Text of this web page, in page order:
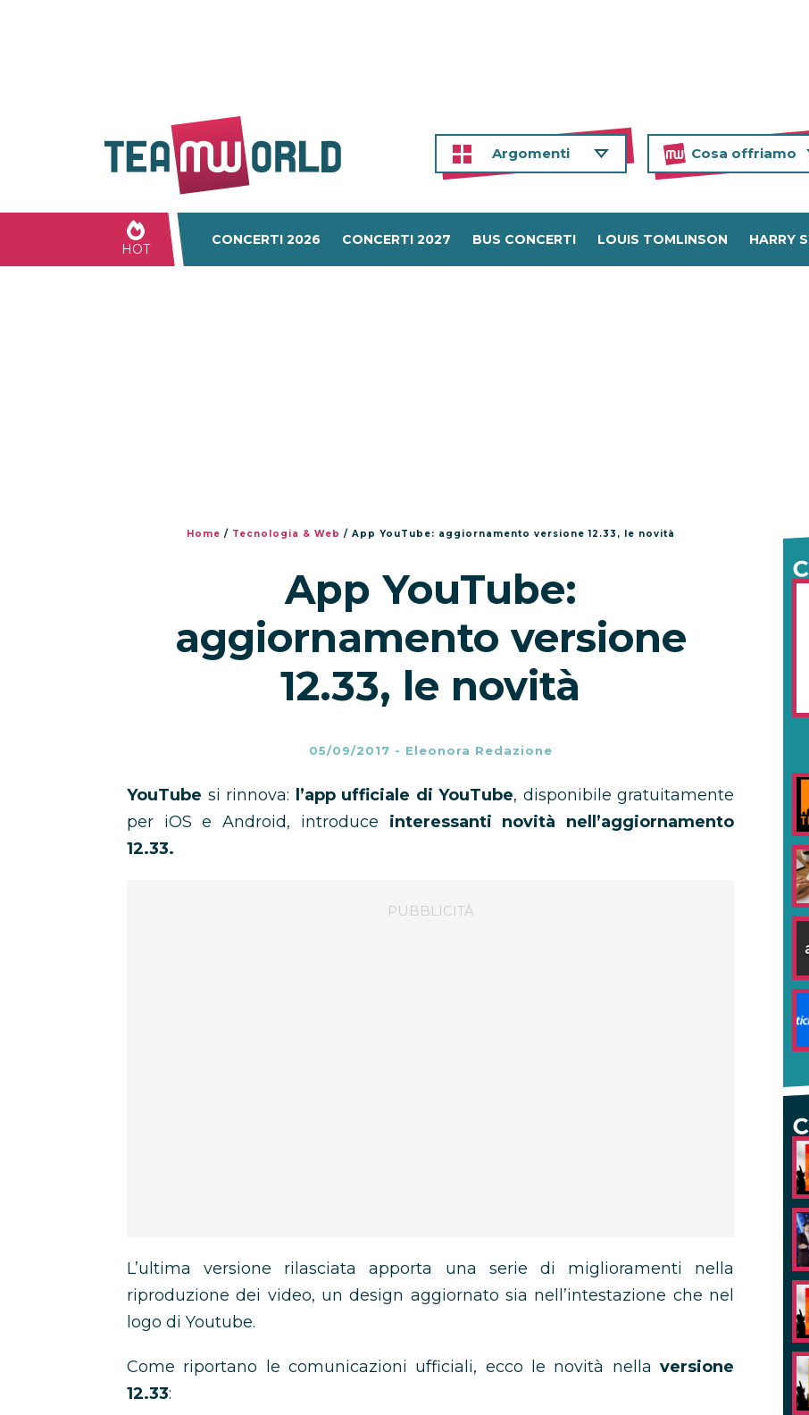
Argomenti Cosa offriamo
HOT
CONCERTI 2026 CONCERTI 2027 BUS CONCERTI LOUIS TOMLINSON HARRY
Home / Tecnologia & Web / App YouTube: aggiornamento versione 12.33, le novità
App YouTube:
aggiornamento versione
12.33, le novità
05/09/2017 - Eleonora Redazione
YouTube si rinnova: l’app ufficiale di YouTube, disponibile gratuitamente
per iOS e Android, introduce interessanti novità nell’aggiornamento
12.33.
L’ultima versione rilasciata apporta una serie di miglioramenti nella
riproduzione dei video, un design aggiornato sia nell’intestazione che nel
logo di Youtube.
Come riportano le comunicazioni ufficiali, ecco le novità nella versione
12.33: